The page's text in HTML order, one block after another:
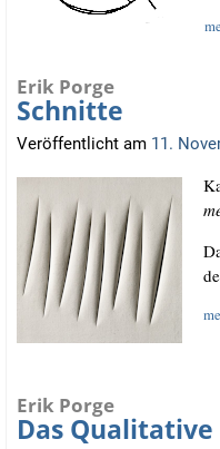
Erik Porge
Schnitte
Veröffentlicht am 11.
Erik Porge
Das